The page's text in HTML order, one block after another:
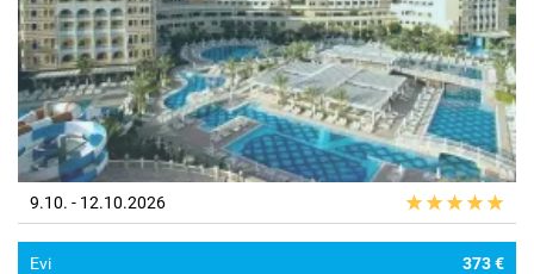
9.10. - 12.10.2026
Evi 373 €